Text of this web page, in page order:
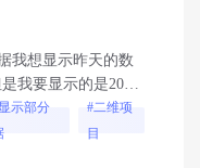
我想显示昨天的数
我要显示的是2026-
，数据样式如下
示部分
#二维项
目